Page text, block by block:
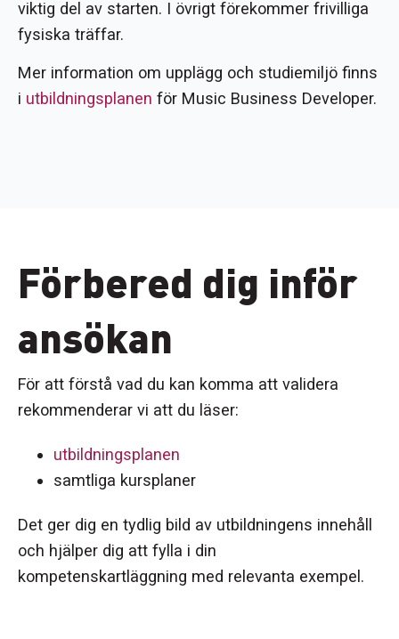
viktig del av starten. I övrigt förekommer frivilliga
fysiska träffar.
Mer information om upplägg och studiemiljö finns
i utbildningsplanen för Music Business Developer.
Förbered dig inför
ansökan
För att förstå vad du kan komma att validera
rekommenderar vi att du läser:
utbildningsplanen
samtliga kursplaner
Det ger dig en tydlig bild av utbildningens innehåll
och hjälper dig att fylla i din
kompetenskartläggning med relevanta exempel.